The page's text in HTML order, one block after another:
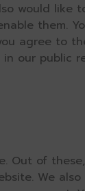
would like
them.
agree to
our public
Out of
We